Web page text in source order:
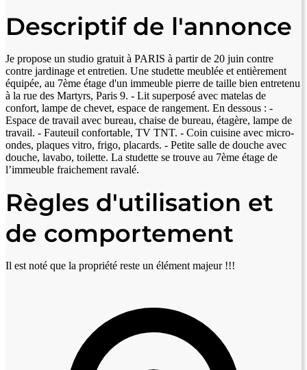
Descriptif de l'annonce
Je propose un studio gratuit à PARIS à partir de 20 juin contre
contre jardinage et entretien. Une studette meublée et entièrement
équipée, au 7ème étage d'un immeuble pierre de taille bien entretenu
à la rue des Martyrs, Paris 9. - Lit superposé avec matelas de
confort, lampe de chevet, espace de rangement. En dessous : -
Espace de travail avec bureau, chaise de bureau, étagère, lampe de
travail. - Fauteuil confortable, TV TNT. - Coin cuisine avec micro-
ondes, plaques vitro, frigo, placards. - Petite salle de douche avec
douche, lavabo, toilette. La studette se trouve au 7ème étage de
l’immeuble fraichement ravalé.
Règles d'utilisation et
de comportement
Il est noté que la propriété reste un élément majeur !!!